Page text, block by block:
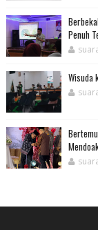
Penuh
Wisuda